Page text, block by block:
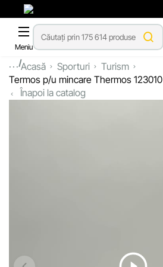
Meniu
...Acasă Sporturi
Turism
Termos p/u mincare Thermos 123010
Înapoi la catalog